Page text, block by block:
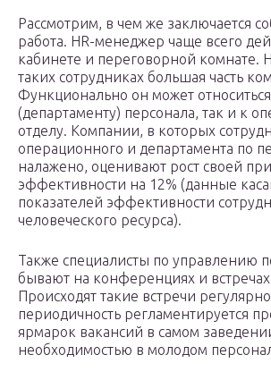
Рассмотрим, в чем же заключается
работа. HR-менеджер чаще всего
кабинете и переговорной комнате.
таких сотрудниках большая часть
Функционально он может
(департаменту) персонала, так и к
отделу. Компании, в которых
операционного и департамента по
налажено, оценивают рост своей
эффективности на 12% (данные
показателей эффективности
человеческого ресурса).
Также специалисты по управлению
бывают на конференциях и встречах
Происходят такие встречи
периодичность регламентируется
ярмарок вакансий в самом
необходимостью в молодом